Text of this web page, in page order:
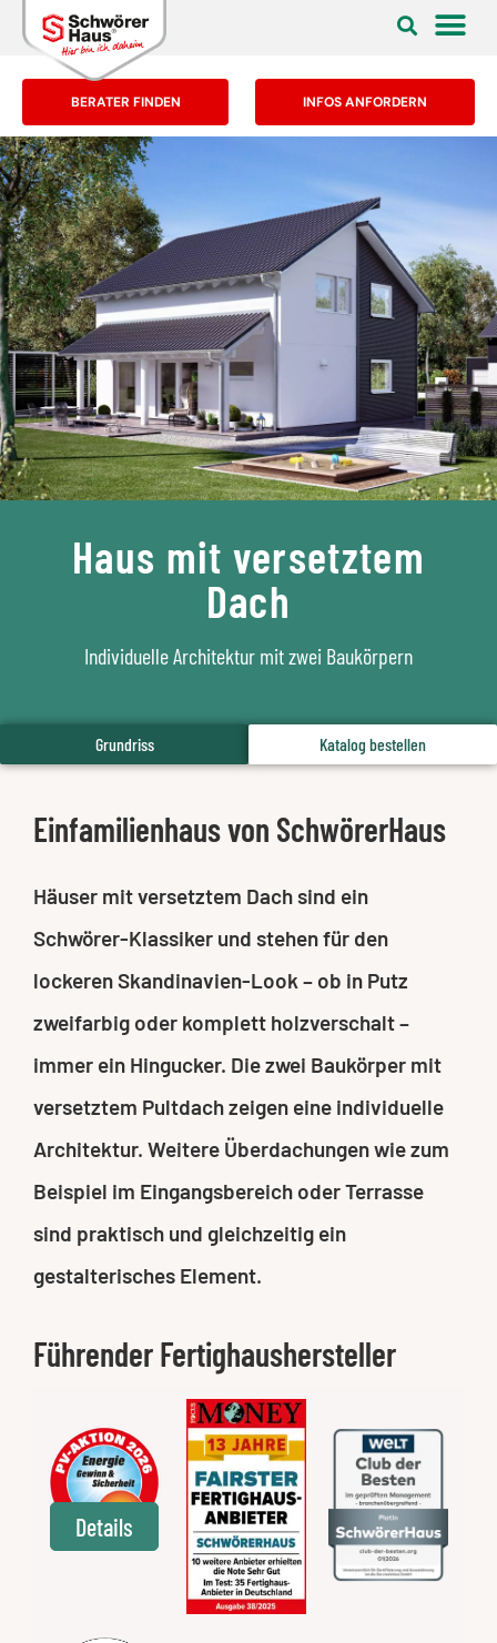
BERATER FINDEN INFOS ANFORDERN
Haus mit versetztem
Dach
Individuelle Architektur mit zwei Baukörpern
Grundriss Katalog bestellen
Einfamilienhaus von SchwörerHaus
Häuser mit versetztem Dach sind ein
Schwörer-Klassiker und stehen für den
lockeren Skandinavien-Look – ob in Putz
zweifarbig oder komplett holzverschalt –
immer ein Hingucker. Die zwei Baukörper mit
versetztem Pultdach zeigen eine individuelle
Architektur. Weitere Überdachungen wie zum
Beispiel im Eingangsbereich oder Terrasse
sind praktisch und gleichzeitig ein
gestalterisches Element.
Führender Fertighaushersteller
Details